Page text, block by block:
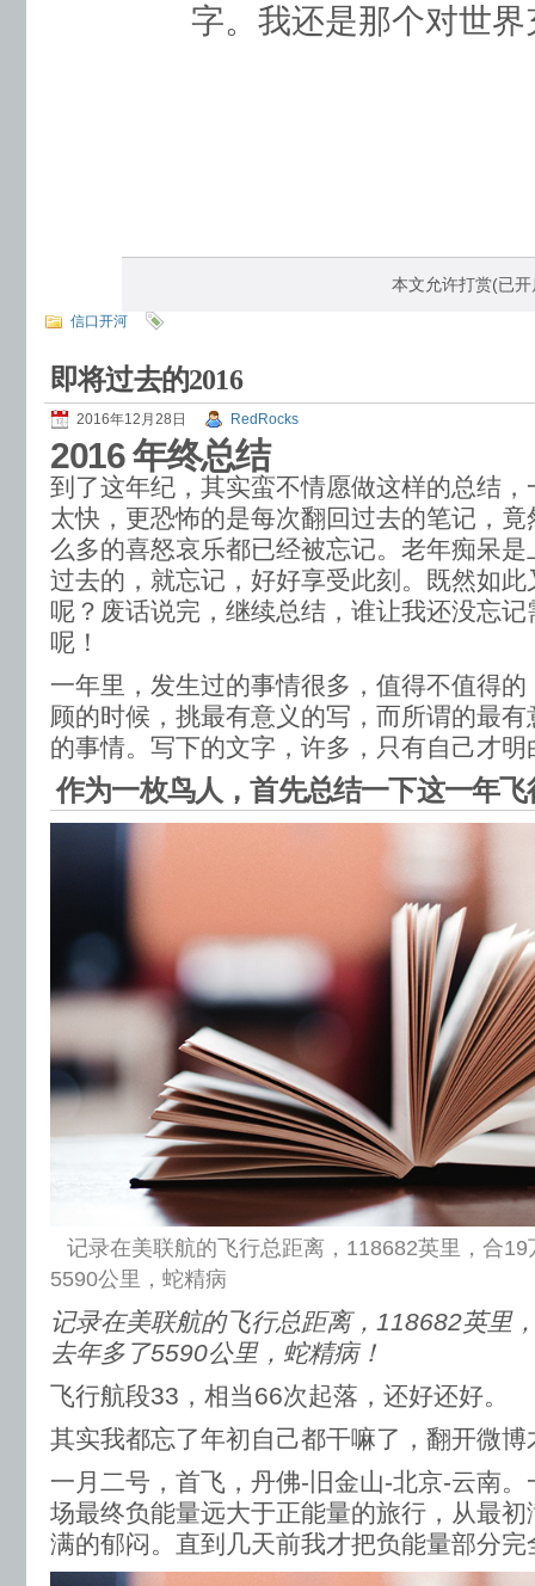
字。我还是那个对世
本文允许打赏(已开
信口开河
即将过去的2016
2016年12月28日 RedRocks
2016 年终总结
到了这年纪，其实蛮不情愿做这样的总结
太快，更恐怖的是每次翻回过去的笔记，
么多的喜怒哀乐都已经被忘记。老年痴呆
过去的，就忘记，好好享受此刻。既然如
呢？废话说完，继续总结，谁让我还没忘
呢！
一年里，发生过的事情很多，值得不值得
顾的时候，挑最有意义的写，而所谓的最
的事情。写下的文字，许多，只有自己才
作为一枚鸟人，首先总结一下这一年飞
记录在美联航的飞行总距离，118682英里，合
5590公里，蛇精病
记录在美联航的飞行总距离，118682英里
去年多了5590公里，蛇精病！
飞行航段33，相当66次起落，还好还好。
其实我都忘了年初自己都干嘛了，翻开微博
一月二号，首飞，丹佛-旧金山-北京-云南
场最终负能量远大于正能量的旅行，从最
满的郁闷。直到几天前我才把负能量部分完